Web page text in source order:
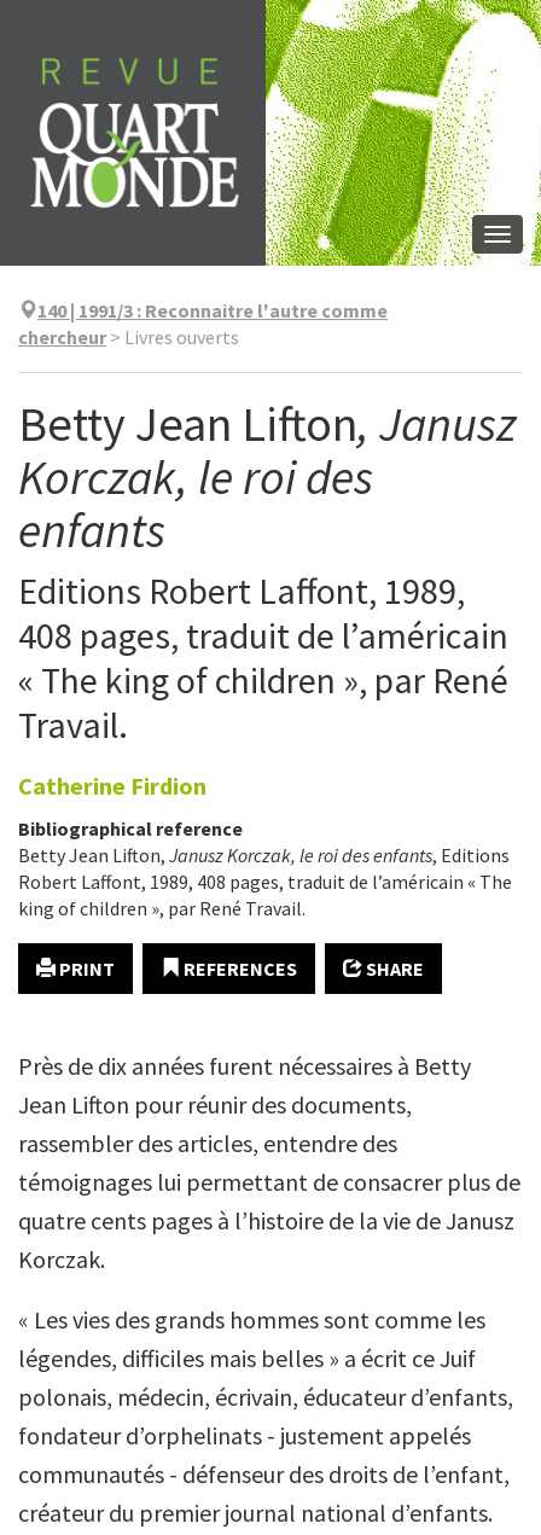
content
140 | 1991/3 : Reconnaitre l'autre comme
chercheur> Livres ouverts
Betty Jean Lifton, Janusz
Korczak, le roi des
enfants
Editions Robert Laffont, 1989,
408 pages, traduit de l’américain
« The king of children », par René
Travail.
Catherine Firdion
Bibliographical reference
Betty Jean Lifton, Janusz Korczak, le roi des enfants, Editions
Robert Laffont, 1989, 408 pages, traduit de l’américain « The
king of children », par René Travail.
PRINT REFERENCES SHARE
Près de dix années furent nécessaires à Betty
Jean Lifton pour réunir des documents,
rassembler des articles, entendre des
témoignages lui permettant de consacrer plus de
quatre cents pages à l’histoire de la vie de Janusz
Korczak.
« Les vies des grands hommes sont comme les
légendes, difficiles mais belles » a écrit ce Juif
polonais, médecin, écrivain, éducateur d’enfants,
fondateur d’orphelinats - justement appelés
communautés - défenseur des droits de l’enfant,
créateur du premier journal national d’enfants.